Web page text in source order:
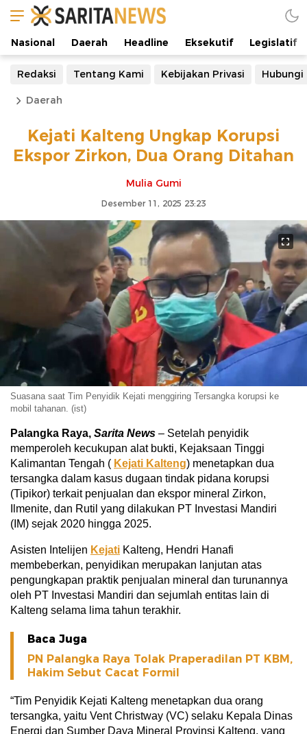
Nasional Daerah Headline Eksekutif Legislatif
Redaksi Tentang Kami Kebijakan Privasi Hubungi
Daerah
Kejati Kalteng Ungkap Korupsi
Ekspor Zirkon, Dua Orang Ditahan
Mulia Gumi
Desember 11, 2025 23:23
Suasana saat Tim Penyidik Kejati menggiring Tersangka korupsi ke
mobil tahanan. (ist)
Palangka Raya, Sarita News – Setelah penyidik
memperoleh kecukupan alat bukti, Kejaksaan Tinggi
Kalimantan Tengah ( Kejati Kalteng) menetapkan dua
tersangka dalam kasus dugaan tindak pidana korupsi
(Tipikor) terkait penjualan dan ekspor mineral Zirkon,
Ilmenite, dan Rutil yang dilakukan PT Investasi Mandiri
(IM) sejak 2020 hingga 2025.
Asisten Intelijen Kejati Kalteng, Hendri Hanafi
membeberkan, penyidikan merupakan lanjutan atas
pengungkapan praktik penjualan mineral dan turunannya
oleh PT Investasi Mandiri dan sejumlah entitas lain di
Kalteng selama lima tahun terakhir.
Baca Juga
PN Palangka Raya Tolak Praperadilan PT KBM,
Hakim Sebut Cacat Formil
“Tim Penyidik Kejati Kalteng menetapkan dua orang
tersangka, yaitu Vent Christway (VC) selaku Kepala Dinas
Energi dan Sumber Daya Mineral Provinsi Kalteng, yang